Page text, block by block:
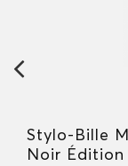
Stylo-Bille
Noir